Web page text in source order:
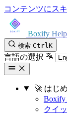
コンテンツにス
Boxify
検索 CtrlK
言語の選択
🚀 はじ
クイ